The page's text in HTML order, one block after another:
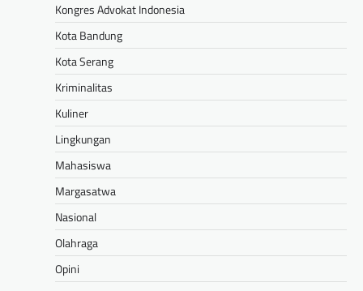
Kongres Advokat Indonesia
Kota Bandung
Kota Serang
Kriminalitas
Kuliner
Lingkungan
Mahasiswa
Margasatwa
Nasional
Olahraga
Opini